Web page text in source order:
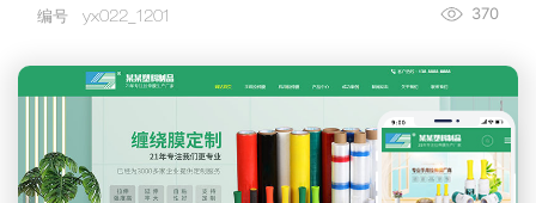
370
编号 yx022_1201